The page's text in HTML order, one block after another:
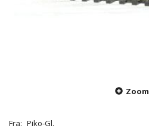
Zoom
Fra: Piko-Gl.